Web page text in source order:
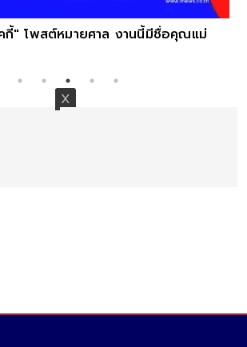
กี้" โพสต์หมายศาล งานนี้มีชื่อคุณแม่